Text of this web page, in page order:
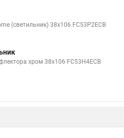
(светильник) 38x106 FC53P2ECB
хром 38х106 FC53H4ECB